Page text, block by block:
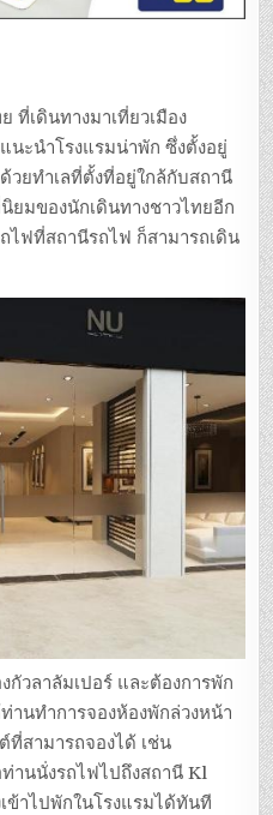
ar
e
ที่เดินทางมาเที่ยวเมือง
นะนำโรงแรมน่าพัก ซึ่งตั้งอยู่
ยทำเลที่ตั้งที่อยู่ใกล้กับสถานี
ยมของนักเดินทางชาวไทยอีก
ไฟที่สถานีรถไฟ ก็สามารถเดิน
กัวลาลัมเปอร์ และต้องการพัก
นทำการจองห้องพักล่วงหน้า
ที่สามารถจองได้ เช่น
านนั่งรถไฟไปถึงสถานี Kl
ข้าไปพักในโรงแรมได้ทันที